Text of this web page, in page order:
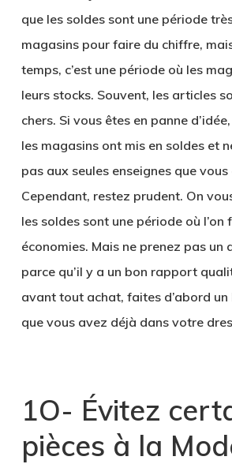
que les soldes sont une période
magasins pour faire du chiffre,
temps, c’est une période où les
leurs stocks. Souvent, les articles
chers. Si vous êtes en panne
les magasins ont mis en soldes et
pas aux seules enseignes que vous
Cependant, restez prudent. On
les soldes sont une période où l’on
économies. Mais ne prenez pas un
parce qu’il y a un bon rapport
avant tout achat, faites d’abord un
que vous avez déjà dans votre
1O- Évitez
pièces à la